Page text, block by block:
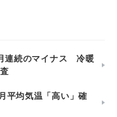
連続のマイナス 冷暖
平均気温「高い」確